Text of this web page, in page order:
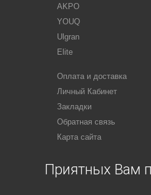
AKPO
YOUQ
Ulgran
Elite
Оплата и доставка
Личный Кабинет
Закладки
Обратная связь
Карта сайта
Приятных Вам